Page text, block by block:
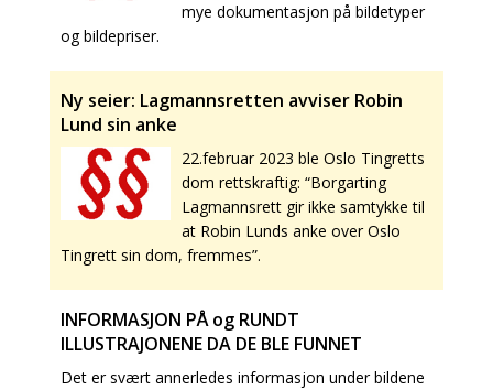
mye dokumentasjon på bildetyper
og bildepriser.
Ny seier: Lagmannsretten avviser Robin
Lund sin anke
22.februar 2023 ble Oslo Tingretts
dom rettskraftig: “Borgarting
Lagmannsrett gir ikke samtykke til
at Robin Lunds anke over Oslo
Tingrett sin dom, fremmes”.
INFORMASJON PÅ og RUNDT
ILLUSTRAJONENE DA DE BLE FUNNET
Det er svært annerledes informasjon under bildene